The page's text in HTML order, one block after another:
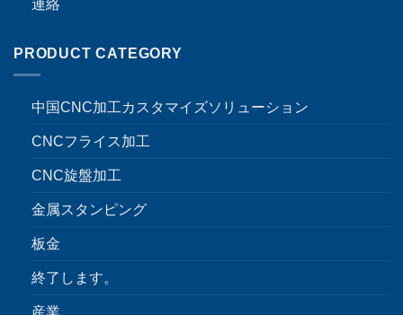
連絡
PRODUCT CATEGORY
中国CNC加工カスタマイズソリューション
CNCフライス加工
CNC旋盤加工
金属スタンピング
板金
終了します。